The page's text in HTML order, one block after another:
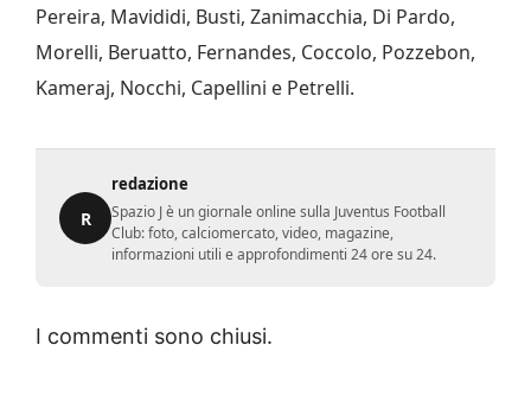
Pereira, Mavididi, Busti, Zanimacchia, Di Pardo,
Morelli, Beruatto, Fernandes, Coccolo, Pozzebon,
Kameraj, Nocchi, Capellini e Petrelli.
R
redazione
Spazio J è un giornale online sulla Juventus Football
Club: foto, calciomercato, video, magazine,
informazioni utili e approfondimenti 24 ore su 24.
I commenti sono chiusi.